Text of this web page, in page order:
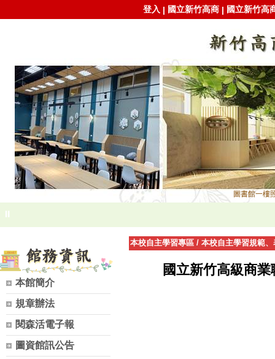
登入 | 國立新竹高商| 國立新竹高
圖書館一樓
⏸
本館簡介
規章辦法
閱森活電子報
圖資館訊公告
本校自主學習專區 / 本校自主學習規範
國立新竹高級商